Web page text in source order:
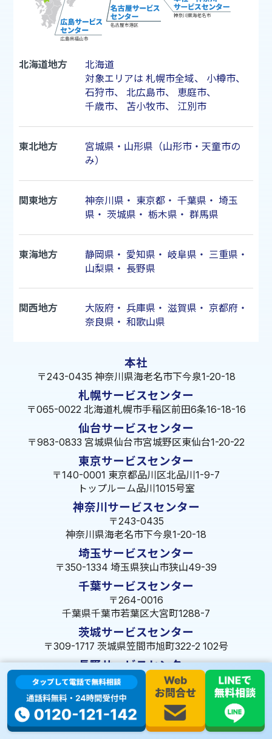
北海道地方
北海道
対象エリアは 札幌市全域、 小樽市、
石狩市、 北広島市、 恵庭市、
千歳市、 苫小牧市、 江別市
東北地方
宮城県・山形県（山形市・天童市の
み）
関東地方 神奈川県 ・ 東京都・ 千葉県 ・ 埼玉
県 ・ 茨城県 ・ 栃木県 ・ 群馬県
東海地方 静岡県 ・ 愛知県 ・ 岐阜県 ・ 三重県 ・
山梨県 ・ 長野県
関西地方 大阪府 ・ 兵庫県 ・ 滋賀県 ・ 京都府 ・
奈良県 ・ 和歌山県
本社
〒243-0435 神奈川県海老名市下今泉1-20-18
札幌サービスセンター
〒065-0022 北海道札幌市手稲区前田6条16-18-16
仙台サービスセンター
〒983-0833 宮城県仙台市宮城野区東仙台1-20-22
東京サービスセンター
〒140-0001 東京都品川区北品川1-9-7
トップルーム品川1015号室
神奈川サービスセンター
〒243-0435
神奈川県海老名市下今泉1-20-18
埼玉サービスセンター
〒350-1334 埼玉県狭山市狭山49-39
千葉サービスセンター
〒264-0016
千葉県千葉市若葉区大宮町1288-7
茨城サービスセンター
〒309-1717 茨城県笠間市旭町322-2 102号
長野サービスセンター
〒380-0921 長野県長野市大字栗田653-141 皐月ビル
名古屋サービスセンター
〒455-0014 名古屋市港区港楽3-13-22
静岡サービスセンター